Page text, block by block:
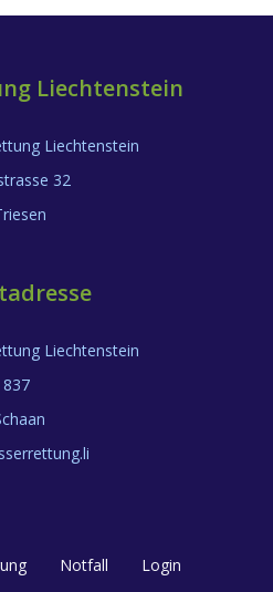
Liechtenstein
Liechtenstein
32
Liechtenstein
Notfall Login